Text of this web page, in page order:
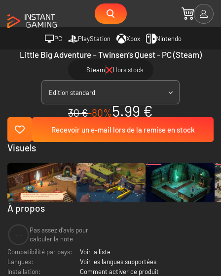
PC PlayStation Xbox Nintendo
Little Big Adventure – Twinsen’s Quest - PC (Steam)
Steam Hors stock
Edition standard
30 €-80%5.99 €
Recevoir un e-mail lors de la remise en stock
À propos
Pas assez d'avis pour
calculer la note
Compatibilité par pays:
Voir la liste
Langues:
Voir les langues supportées
Installation:
Comment activer ce produit
Visuels